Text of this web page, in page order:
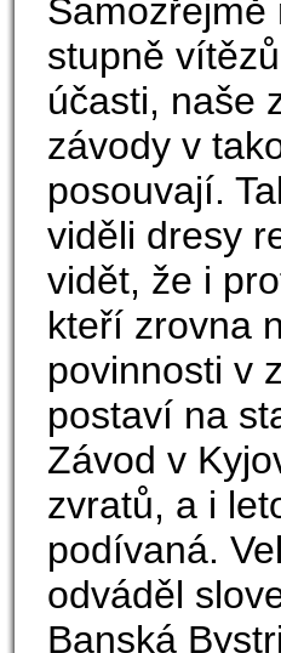
stupně
účasti, naše
závody v
posouvají.
viděli dresy
vidět, že i
kteří zrovna
povinnosti v
postaví na
Závod v
zvratů, a i
podívaná.
odváděl
Banská